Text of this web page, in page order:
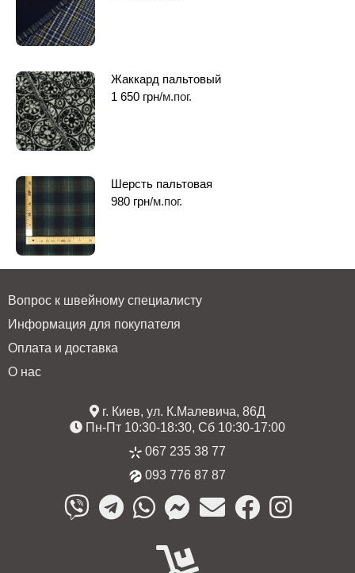
Жаккард пальтовый
1 650 грн/м.пог.
Шерсть пальтовая
980 грн/м.пог.
Вопрос к швейному специалисту
Информация для покупателя
Оплата и доставка
О нас
г. Киев, ул. К.Малевича, 86Д
Пн-Пт 10:30-18:30, Сб 10:30-17:00
067 235 38 77
093 776 87 87